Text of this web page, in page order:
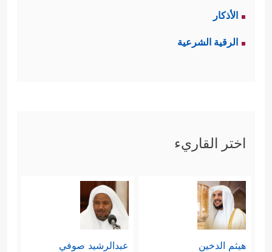
الأذكار
الرقية الشرعية
اختر القاريء
هيثم الدخين عبدالرشيد صوفي